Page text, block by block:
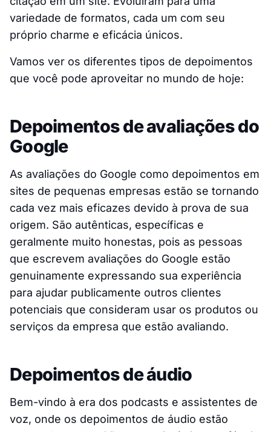
variedade de formatos, cada um com seu
próprio charme e eficácia únicos.
Vamos ver os diferentes tipos de depoimentos
que você pode aproveitar no mundo de hoje:
Depoimentos de avaliações do
Google
As avaliações do Google como depoimentos em
sites de pequenas empresas estão se tornando
cada vez mais eficazes devido à prova de sua
origem. São autênticas, específicas e
geralmente muito honestas, pois as pessoas
que escrevem avaliações do Google estão
genuinamente expressando sua experiência
para ajudar publicamente outros clientes
potenciais que consideram usar os produtos ou
serviços da empresa que estão avaliando.
Depoimentos de áudio
Bem-vindo à era dos podcasts e assistentes de
voz, onde os depoimentos de áudio estão